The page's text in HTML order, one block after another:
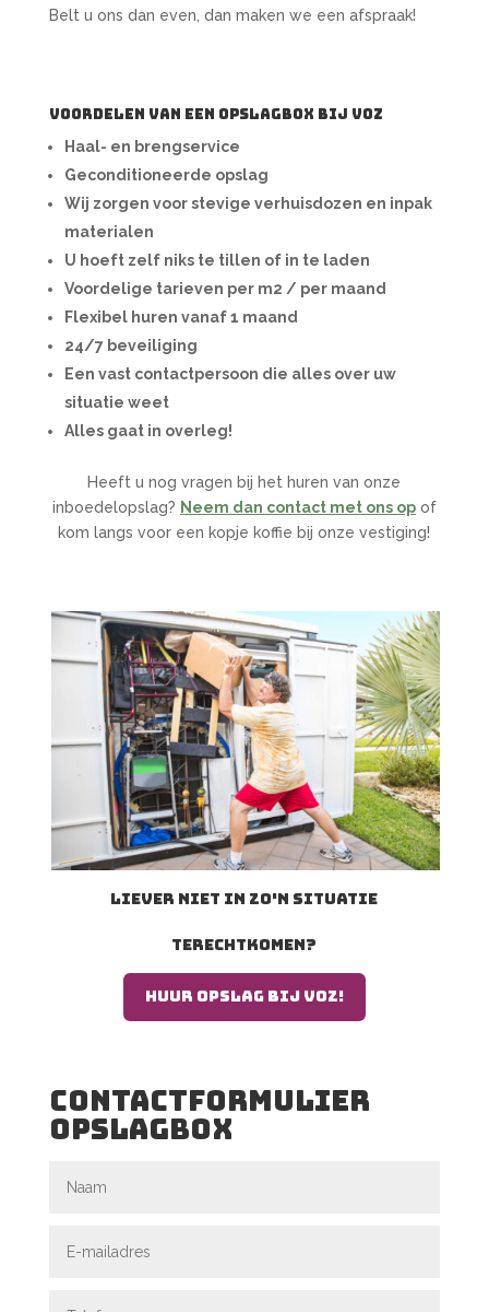
Belt u ons dan even, dan maken we een afspraak!
Voordelen van een opslagbox bij Voz
Haal- en brengservice
Geconditioneerde opslag
Wij zorgen voor stevige verhuisdozen en inpak
materialen
U hoeft zelf niks te tillen of in te laden
Voordelige tarieven per m2 / per maand
Flexibel huren vanaf 1 maand
24/7 beveiliging
Een vast contactpersoon die alles over uw
situatie weet
Alles gaat in overleg!
Heeft u nog vragen bij het huren van onze
inboedelopslag? Neem dan contact met ons opof
kom langs voor een kopje koffie bij onze vestiging!
Liever niet in zo'n situatie
terechtkomen?
Huur opslag bij voz!
contactformulier
opslagbox